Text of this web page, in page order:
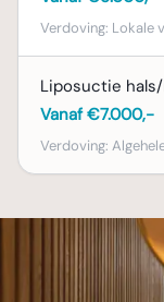
Verdoving: Lokale
Liposuctie
Vanaf €7.000,-
Verdoving: